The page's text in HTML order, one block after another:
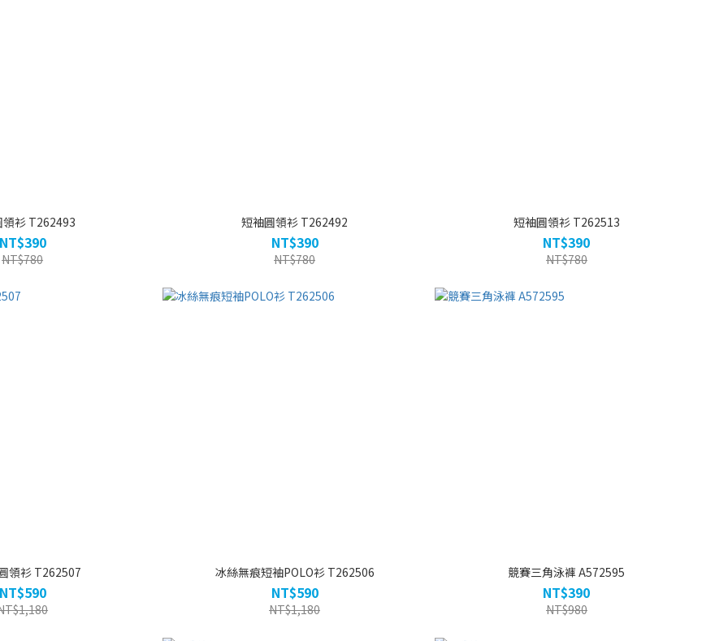
領衫 T262493
NT$780
短袖圓領衫 T262492
NT$390
NT$780
短袖圓領衫 T262513
NT$390
NT$780
領衫 T262507 冰絲無痕短袖POLO衫 T262506
NT$590
NT$1,180
競賽三角泳褲 A572595
NT$390
NT$980